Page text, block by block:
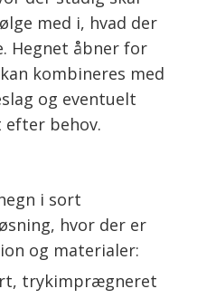
med i, hvad der
Hegnet åbner for
kombineres med
og eventuelt
behov.
i sort
hvor der er
og materialer:
trykimprægneret